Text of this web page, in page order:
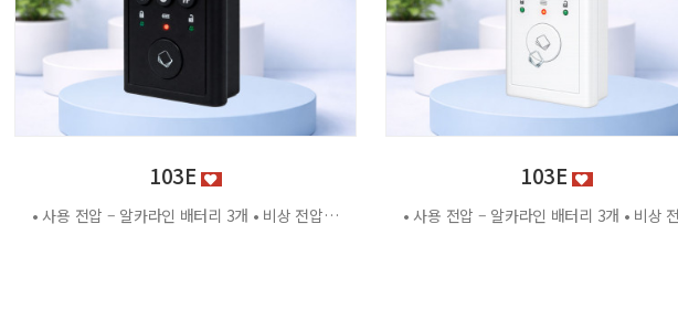
103E
• 사용 전압 – 알카라인 배터리 3개 • 비상 전압 - DC3.2V±0.2V • 전력 소비량 – 정전류 : ≤30μA 동작전류 : ≤150 MA • 사용 환경 – 온도 : 0℃ ~ +70℃ 습도 : RH 20% ~ RH95%RH 사용방법 < 잠금방법 > - 비밀번호 4자리 숫자를 입력하면 문이 자동으로 잠깁니다. < 찾는방법> - 입력했던 비밀번호 4자리 숫자를 누르면 자동으로 문이 열립니다. - 비밀번호를 잊었을 경우 마스터키 사용 가능 특징 - 마스터키 10개까지 등록가능 - 버튼 백라이트 - 배터리 방전 시 외부전원 공급기 사용가능 - 자동/수동 잠금 설정 가능 - 마스터 비밀번호 설정 가능 - 무음모드 가능 - 125Khz
103E